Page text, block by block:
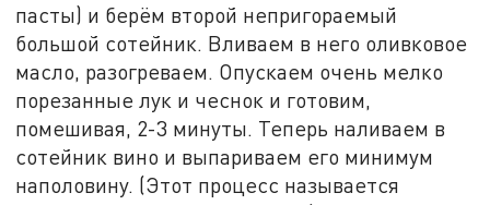
пасты) и берём второй непригораемый
большой сотейник. Вливаем в него оливковое
масло, разогреваем. Опускаем очень мелко
порезанные лук и чеснок и готовим,
помешивая, 2-3 минуты. Теперь наливаем в
сотейник вино и выпариваем его минимум
наполовину. (Этот процесс называется